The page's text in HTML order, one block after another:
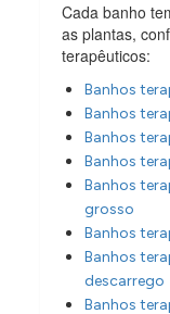
Cada banho
as plantas,
terapêuticos:
Banhos
Banhos
Banhos
Banhos
Banhos
grosso
Banhos
Banhos
descarrego
Banhos